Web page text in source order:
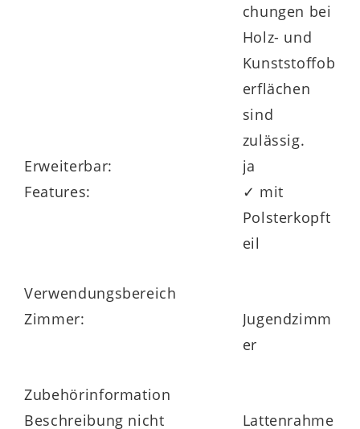
chungen bei
Holz- und
Kunststoffob
erflächen
sind
zulässig.
Erweiterbar:
ja
Features:
✓ mit
Polsterkopft
eil
Verwendungsbereich
Zimmer:
Jugendzimm
er
Zubehörinformation
Beschreibung nicht
Lattenrahme